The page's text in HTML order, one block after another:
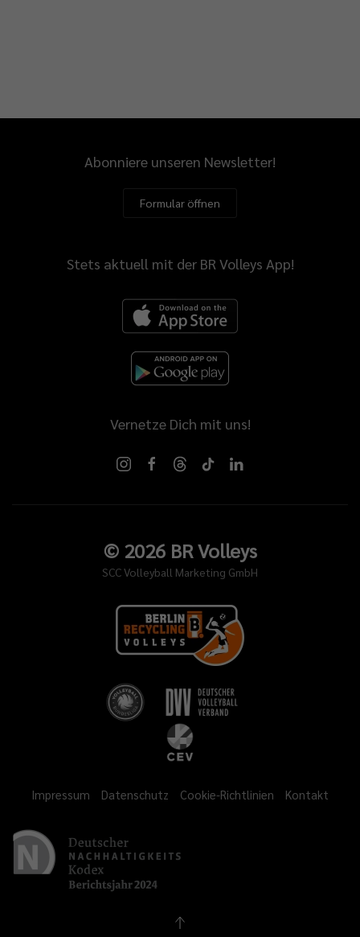
Abonniere unseren Newsletter!
Formular öffnen
Stets aktuell mit der BR Volleys App!
Vernetze Dich mit uns!
© 2026BR Volleys
SCC Volleyball Marketing GmbH
Impressum Datenschutz Cookie-Richtlinien Kontakt